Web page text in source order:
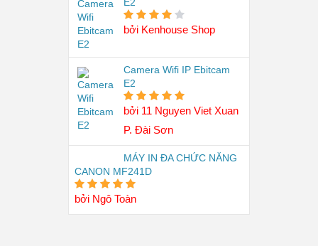
E2
4trên 5
bởi Kenhouse Shop
Camera Wifi IP Ebitcam
E2
5trên 5
bởi 11 Nguyen Viet Xuan
P. Đài Sơn
MÁY IN ĐA CHỨC NĂNG
CANON MF241D
5trên 5
bởi Ngô Toàn